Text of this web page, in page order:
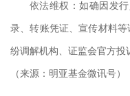
依法维权：如确因发
录、转账凭证、宣传材料等
纷调解机构、证监会官方投
（来源：明亚基金微讯号）